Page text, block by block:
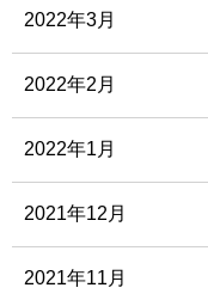
2022年3月
2022年2月
2022年1月
2021年12月
2021年11月